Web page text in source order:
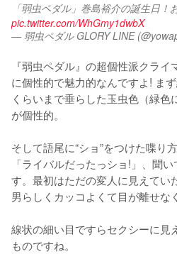
「弱虫ペダル」巻島裕介の誕生日！
pic.twitter.com/WhGmy1dwbX
— 弱虫ペダル GLORY LINE
『弱虫ペダル』の超個性派クラ
に個性的で魅力的なんですよ! ま
くらいまで垂らした玉虫色（緑
が個性的。
そして語尾に“ショ”をつけた喋り
「ライバルだったっショ!」、聞
す。最初はただの変人に見えてい
男らしくカッコよくて目が離せな
線状の細い目ですらセクシーに見
ものですね。